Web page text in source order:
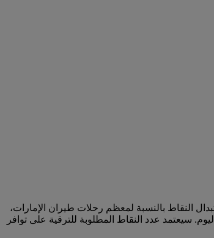
النقاط بالنسبة لمعظم رحلات طيران الإمارات،
سيعتمد عدد النقاط المطلوبة للترقية على توافر